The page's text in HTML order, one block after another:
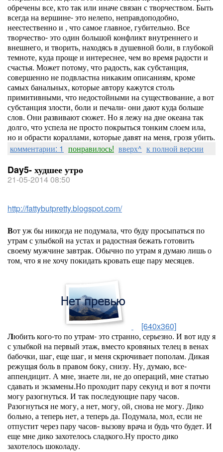
обречены все, кто так или иначе связан с творчеством. Быть
всегда на вершине- это нелепо, неправдоподобно,
неестественно и , что самое главное, губительно. Все
творчество- это один большой конфликт внутреннего и
внешнего, и творить, находясь в душевной боли, в глубокой
темноте, куда проще и интереснее, чем во время радости и
счастья. Может потому, что радость, как субстанция,
совершенно не подвластна никаким описаниям, кроме
самых банальных, которые автору кажутся столь
примитивными, что недостойными на существование, а вот
субстанция злости, боли и печали- они дают куда больше
слов. Они развивают сюжет. Но я лежу на дне океана так
долго, что успела не просто покрыться тонким слоем ила,
но и обрасти кораллами, которые давят на меня, грозя убить.
комментарии: 1 понравилось! вверх^ к полной версии
Day5- худшее утро
21-05-2014 08:50
http://fattybutpretty.blogspot.com/
Вот уж бы никогда не подумала, что буду просыпаться по
утрам с улыбкой на устах и радостная бежать готовить
своему мужчине завтрак. Обычно по утрам я думаю лишь о
том, что я не хочу покидать кровать еще пару месяцев.
[640x360]
Любить кого-то по утрам- это странно, серьезно. И вот иду я
с улыбкой на первый этаж, вместо кровяных телец в венах
бабочки, шаг, еще шаг, и меня скрючивает пополам. Дикая
режущая боль в правом боку, снизу. Ну, думаю, все-
аппендицит. А мне, знаете ли, не до операций, мне статью
сдавать и экзамены.Но проходит пару секунд и вот я почти
могу разогнуться. И так последующие пару часов.
Разогнуться не могу, а нет, могу, ой, снова не могу. Дико
больно, а теперь нет, а теперь да. Подумала, мол, если не
отпустит через пару часов- вызову врача и будь что будет. И
еще мне дико захотелось сладкого.Ну просто дико
захотелось шоколаду.